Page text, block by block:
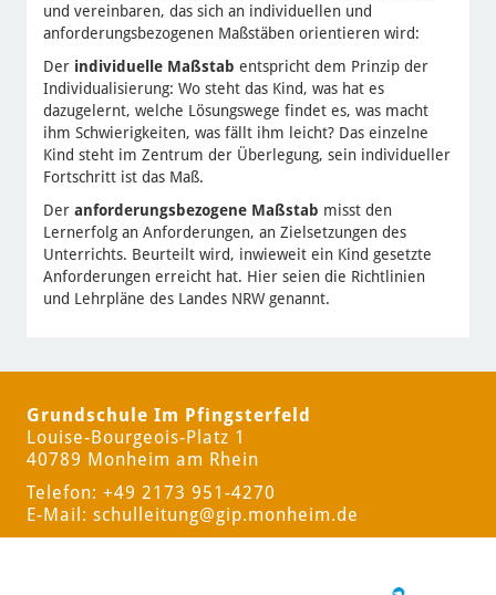
und vereinbaren, das sich an individuellen und
anforderungsbezogenen Maßstäben orientieren wird:
Der individuelle Maßstab entspricht dem Prinzip der
Individualisierung: Wo steht das Kind, was hat es
dazugelernt, welche Lösungswege findet es, was macht
ihm Schwierigkeiten, was fällt ihm leicht? Das einzelne
Kind steht im Zentrum der Überlegung, sein individueller
Fortschritt ist das Maß.
Der anforderungsbezogene Maßstab misst den
Lernerfolg an Anforderungen, an Zielsetzungen des
Unterrichts. Beurteilt wird, inwieweit ein Kind gesetzte
Anforderungen erreicht hat. Hier seien die Richtlinien
und Lehrpläne des Landes NRW genannt.
Grundschule Im Pfingsterfeld
Louise-Bourgeois-Platz 1
40789 Monheim am Rhein
Telefon: +49 2173 951-4270
E-Mail: schulleitung@gip.monheim.de